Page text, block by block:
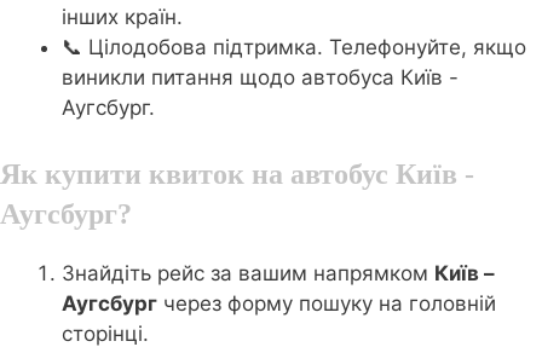
інших країн.
📞 Цілодобова підтримка. Телефонуйте, якщо
виникли питання щодо автобуса Київ -
Аугсбург.
Як купити квиток на автобус Київ -
Аугсбург?
Знайдіть рейс за вашим напрямком Київ –
Аугсбург через форму пошуку на головній
сторінці.